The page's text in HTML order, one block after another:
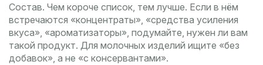
Состав. Чем короче список, тем лучше. Если в нём
встречаются «концентраты», «средства усиления
вкуса», «ароматизаторы», подумайте, нужен ли вам
такой продукт. Для молочных изделий ищите «без
добавок», а не «с консервантами».